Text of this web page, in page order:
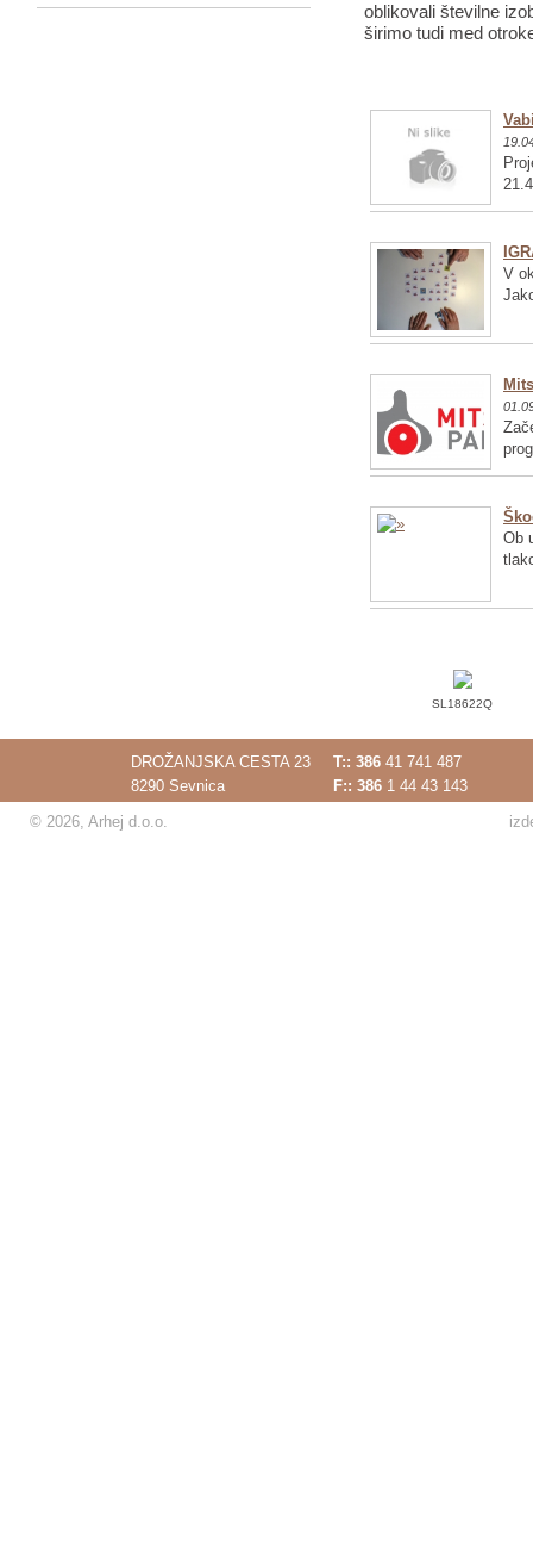
oblikovali številne
širimo tudi med
V
Ob
SL18622Q
DROŽANJSKA CESTA 23
8290 Sevnica
T:: 386 41 741 487
F:: 386 1 44 43 143
© 2026, Arhej d.o.o.